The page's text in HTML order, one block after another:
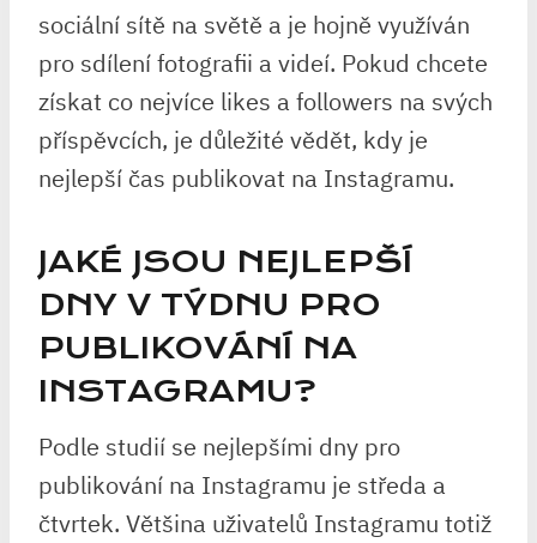
sociální sítě na světě a je hojně využíván
pro sdílení fotografii a videí. Pokud chcete
získat co nejvíce likes a followers na svých
příspěvcích, je důležité vědět, kdy je
nejlepší čas publikovat na Instagramu.
JAKÉ JSOU NEJLEPŠÍ
DNY V TÝDNU PRO
PUBLIKOVÁNÍ NA
INSTAGRAMU?
Podle studií se nejlepšími dny pro
publikování na Instagramu je středa a
čtvrtek. Většina uživatelů Instagramu totiž